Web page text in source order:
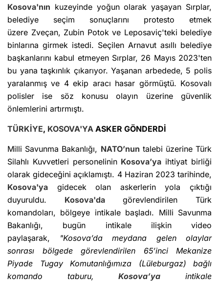
Kosova'nın kuzeyinde yoğun olarak yaşayan Sırplar,
belediye seçim sonuçlarını protesto etmek
üzere Zveçan, Zubin Potok ve Leposaviç'teki belediye
binlarına girmek istedi. Seçilen Arnavut asıllı belediye
başkanlarını kabul etmeyen Sırplar, 26 Mayıs 2023'ten
bu yana taşkınlık çıkarıyor. Yaşanan arbedede, 5 polis
yaralanmış ve 4 ekip aracı hasar görmüştü. Kosovalı
polisler ise söz konusu olayın üzerine güvenlik
önlemlerini artırmıştı.
TÜRKİYE, KOSOVA'YA ASKER GÖNDERDİ
Milli Savunma Bakanlığı, NATO’nun talebi üzerine Türk
Silahlı Kuvvetleri personelinin Kosova’ya ihtiyat birliği
olarak gideceğini açıklamıştı. 4 Haziran 2023 tarihinde,
Kosova'ya gidecek olan askerlerin yola çıktığı
duyuruldu. Kosova'dagörevlendirilen Türk
komandoları, bölgeye intikale başladı. Milli Savunma
Bakanlığı, bugün intikale ilişkin video
paylaşarak,
"Kosova’da meydana gelen olaylar
sonrası bölgede görevlendirilen 65’inci Mekanize
Piyade Tugay Komutanlığımıza (Lüleburgaz) bağlı
komando taburu,Kosova’ya intikale